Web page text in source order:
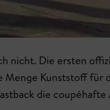
nicht. Die ersten
Kunststoff für
die